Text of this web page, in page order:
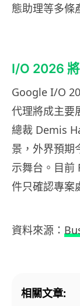
態助理等多條
I/O 2026
Google I/O
代理將成主要
總裁 Demis
景，外界預期
示舞台。目前
件只確認專案
資料來源：
相關文章: